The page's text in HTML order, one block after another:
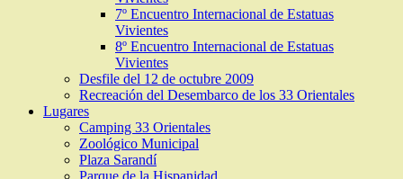
7º Encuentro Internacional de Estatuas
Vivientes
8º Encuentro Internacional de Estatuas
Vivientes
Desfile del 12 de octubre 2009
Recreación del Desembarco de los 33 Orientales
Lugares
Camping 33 Orientales
Zoológico Municipal
Plaza Sarandí
Parque de la Hispanidad